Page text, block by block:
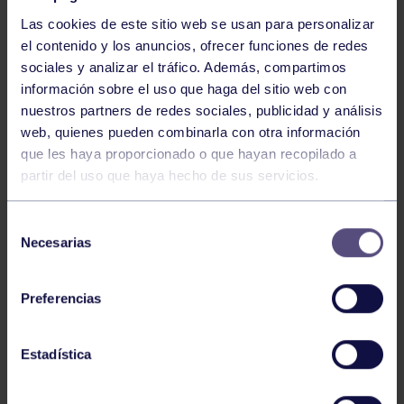
Las cookies de este sitio web se usan para personalizar
el contenido y los anuncios, ofrecer funciones de redes
sociales y analizar el tráfico. Además, compartimos
información sobre el uso que haga del sitio web con
nuestros partners de redes sociales, publicidad y análisis
web, quienes pueden combinarla con otra información
que les haya proporcionado o que hayan recopilado a
partir del uso que haya hecho de sus servicios.
Necesarias
Preferencias
Estadística
Baloncesto
ÚLTIMOS RESULTADOS DE LA SECCIÓN
Baloncesto